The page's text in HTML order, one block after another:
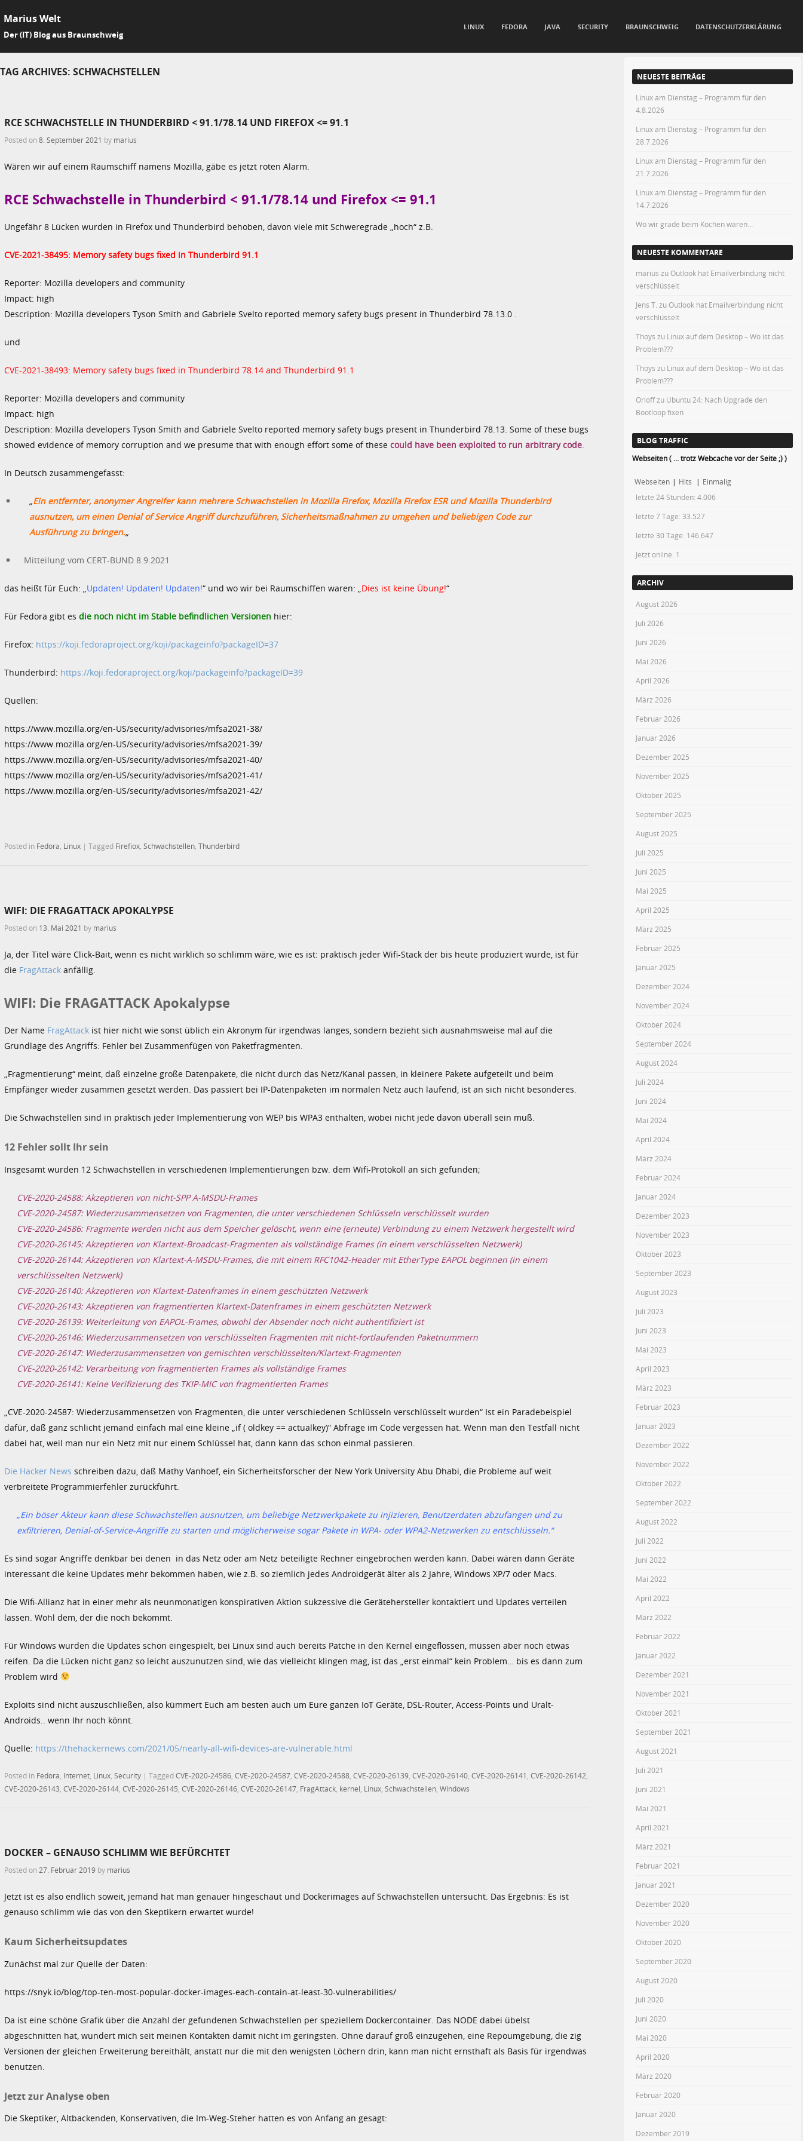
Marius Welt
Der (IT) Blog aus Braunschweig
LINUX FEDORA JAVA SECURITY BRAUNSCHWEIG DATENSCHUTZERKLÄRUNG
TAG ARCHIVES: SCHWACHSTELLEN
RCE SCHWACHSTELLE IN THUNDERBIRD < 91.1/78.14 UND FIREFOX <= 91.1
Posted on8. September 2021 by marius
Wären wir auf einem Raumschiff namens Mozilla, gäbe es jetzt roten Alarm.
RCE Schwachstelle in Thunderbird < 91.1/78.14 und Firefox <= 91.1
Ungefähr 8 Lücken wurden in Firefox und Thunderbird behoben, davon viele mit Schweregrade „hoch“ z.B.
CVE-2021-38495: Memory safety bugs fixed in Thunderbird 91.1
Reporter: Mozilla developers and community
Impact: high
Description: Mozilla developers Tyson Smith and Gabriele Svelto reported memory safety bugs present in Thunderbird 78.13.0 .
und
CVE-2021-38493: Memory safety bugs fixed in Thunderbird 78.14 and Thunderbird 91.1
Reporter: Mozilla developers and community
Impact: high
Description: Mozilla developers Tyson Smith and Gabriele Svelto reported memory safety bugs present in Thunderbird 78.13. Some of these bugs
showed evidence of memory corruption and we presume that with enough effort some of these could have been exploited to run arbitrary code.
In Deutsch zusammengefasst:
„Ein entfernter, anonymer Angreifer kann mehrere Schwachstellen in Mozilla Firefox, Mozilla FirefoxESR und Mozilla Thunderbird
ausnutzen, um einen Denial of Service Angriff durchzuführen,Sicherheitsmaßnahmen zu umgehen und beliebigen Code zur
Ausführung zu bringen.„
Mitteilung vom CERT-BUND 8.9.2021
das heißt für Euch: „Updaten! Updaten! Updaten!“ und wo wir bei Raumschiffen waren: „Dies ist keine Übung!“
Für Fedora gibt es die noch nicht im Stable befindlichen Versionen hier:
Firefox: https://koji.fedoraproject.org/koji/packageinfo?packageID=37
Thunderbird: https://koji.fedoraproject.org/koji/packageinfo?packageID=39
Quellen:
https://www.mozilla.org/en-US/security/advisories/mfsa2021-38/
https://www.mozilla.org/en-US/security/advisories/mfsa2021-39/
https://www.mozilla.org/en-US/security/advisories/mfsa2021-40/
https://www.mozilla.org/en-US/security/advisories/mfsa2021-41/
https://www.mozilla.org/en-US/security/advisories/mfsa2021-42/
Posted in Fedora Linux | Tagged Firefiox Schwachstellen Thunderbird
WIFI: DIE FRAGATTACK APOKALYPSE
Posted on 13. Mai 2021 by marius
Ja, der Titel wäre Click-Bait, wenn es nicht wirklich so schlimm wäre, wie es ist: praktisch jeder Wifi-Stack der bis heute produziert wurde, ist für
die FragAttack anfällig.
WIFI: Die FRAGATTACK Apokalypse
Der Name FragAttack ist hier nicht wie sonst üblich ein Akronym für irgendwas langes, sondern bezieht sich ausnahmsweise mal auf die
Grundlage des Angriffs: Fehler bei Zusammenfügen von Paketfragmenten.
„Fragmentierung“ meint, daß einzelne große Datenpakete, die nicht durch das Netz/Kanal passen, in kleinere Pakete aufgeteilt und beim
Empfänger wieder zusammen gesetzt werden. Das passiert bei IP-Datenpaketen im normalen Netz auch laufend, ist an sich nicht besonderes.
Die Schwachstellen sind in praktisch jeder Implementierung von WEP bis WPA3 enthalten, wobei nicht jede davon überall sein muß.
12 Fehler sollt Ihr sein
Insgesamt wurden 12 Schwachstellen in verschiedenen Implementierungen bzw. dem Wifi-Protokoll an sich gefunden;
CVE-2020-24588: Akzeptieren von nicht-SPP A-MSDU-Frames
CVE-2020-24587: Wiederzusammensetzen von Fragmenten, die unter verschiedenen Schlüsseln verschlüsselt wurden
CVE-2020-24586: Fragmente werden nicht aus dem Speicher gelöscht, wenn eine (erneute) Verbindung zu einem Netzwerk hergestellt wird
CVE-2020-26145: Akzeptieren von Klartext-Broadcast-Fragmenten als vollständige Frames (in einem verschlüsselten Netzwerk)
CVE-2020-26144: Akzeptieren von Klartext-A-MSDU-Frames, die mit einem RFC1042-Header mit EtherType EAPOL beginnen (in einem
verschlüsselten Netzwerk)
CVE-2020-26140: Akzeptieren von Klartext-Datenframes in einem geschützten Netzwerk
CVE-2020-26143: Akzeptieren von fragmentierten Klartext-Datenframes in einem geschützten Netzwerk
CVE-2020-26139: Weiterleitung von EAPOL-Frames, obwohl der Absender noch nicht authentifiziert ist
CVE-2020-26146: Wiederzusammensetzen von verschlüsselten Fragmenten mit nicht-fortlaufenden Paketnummern
CVE-2020-26147: Wiederzusammensetzen von gemischten verschlüsselten/Klartext-Fragmenten
CVE-2020-26142: Verarbeitung von fragmentierten Frames als vollständige Frames
CVE-2020-26141: Keine Verifizierung des TKIP-MIC von fragmentierten Frames
„CVE-2020-24587: Wiederzusammensetzen von Fragmenten, die unter verschiedenen Schlüsseln verschlüsselt wurden“ Ist ein Paradebeispiel
dafür, daß ganz schlicht jemand einfach mal eine kleine „if ( oldkey == actualkey)“ Abfrage im Code vergessen hat. Wenn man den Testfall nicht
dabei hat, weil man nur ein Netz mit nur einem Schlüssel hat, dann kann das schon einmal passieren.
Die Hacker News schreiben dazu, daß Mathy Vanhoef, ein Sicherheitsforscher der New York University Abu Dhabi, die Probleme auf weit
verbreitete Programmierfehler zurückführt.
„Ein böser Akteur kann diese Schwachstellen ausnutzen, um beliebige Netzwerkpakete zu injizieren, Benutzerdaten abzufangen und zu
exfiltrieren, Denial-of-Service-Angriffe zu starten und möglicherweise sogar Pakete in WPA- oder WPA2-Netzwerken zu entschlüsseln.“
Es sind sogar Angriffe denkbar bei denen in das Netz oder am Netz beteiligte Rechner eingebrochen werden kann. Dabei wären dann Geräte
interessant die keine Updates mehr bekommen haben, wie z.B. so ziemlich jedes Androidgerät älter als 2 Jahre, Windows XP/7 oder Macs.
Die Wifi-Allianz hat in einer mehr als neunmonatigen konspirativen Aktion sukzessive die Gerätehersteller kontaktiert und Updates verteilen
lassen. Wohl dem, der die noch bekommt.
Für Windows wurden die Updates schon eingespielt, bei Linux sind auch bereits Patche in den Kernel eingeflossen, müssen aber noch etwas
reifen. Da die Lücken nicht ganz so leicht auszunutzen sind, wie das vielleicht klingen mag, ist das „erst einmal“ kein Problem… bis es dann zum
Problem wird
Exploits sind nicht auszuschließen, also kümmert Euch am besten auch um Eure ganzen IoT Geräte, DSL-Router, Access-Points und Uralt-
Androids.. wenn Ihr noch könnt.
Quelle: https://thehackernews.com/2021/05/nearly-all-wifi-devices-are-vulnerable.html
Posted in Fedora Internet Linux Security | TaggedCVE-2020-24586 CVE-2020-24587 CVE-2020-24588 CVE-2020-26139 CVE-2020-26140 CVE-2020-26141 CVE-2020-26142
CVE-2020-26143 CVE-2020-26144 CVE-2020-26145 CVE-2020-26146 CVE-2020-26147 FragAttack kernel Linux Schwachstellen Windows
DOCKER – GENAUSO SCHLIMM WIE BEFÜRCHTET
Posted on 27. Februar 2019 by marius
Jetzt ist es also endlich soweit, jemand hat man genauer hingeschaut und Dockerimages auf Schwachstellen untersucht. Das Ergebnis: Es ist
genauso schlimm wie das von den Skeptikern erwartet wurde!
Kaum Sicherheitsupdates
Zunächst mal zur Quelle der Daten:
https://snyk.io/blog/top-ten-most-popular-docker-images-each-contain-at-least-30-vulnerabilities/
Da ist eine schöne Grafik über die Anzahl der gefundenen Schwachstellen per speziellem Dockercontainer. Das NODE dabei übelst
abgeschnitten hat, wundert mich seit meinen Kontakten damit nicht im geringsten. Ohne darauf groß einzugehen, eine Repoumgebung, die zig
Versionen der gleichen Erweiterung bereithält, anstatt nur die mit den wenigsten Löchern drin, kann man nicht ernsthaft als Basis für irgendwas
benutzen.
Jetzt zur Analyse oben
Die Skeptiker, Altbackenden, Konservativen, die Im-Weg-Steher hatten es von Anfang an gesagt:
NEUESTE BEITRÄGE
Linux am Dienstag – Programm für den
4.8.2026
Linux am Dienstag – Programm für den
28.7.2026
Linux am Dienstag – Programm für den
21.7.2026
Linux am Dienstag – Programm für den
14.7.2026
Wo wir grade beim Kochen waren…
NEUESTE KOMMENTARE
marius zuOutlook hat Emailverbindung nicht
verschlüsselt
Jens T. zuOutlook hat Emailverbindung nicht
verschlüsselt
Thoys zu Linux auf dem Desktop – Wo ist das
Problem???
Thoys zu Linux auf dem Desktop – Wo ist das
Problem???
Orloffzu Ubuntu 24: Nach Upgrade den
Bootloop fixen
BLOG TRAFFIC
Webseiten ( ... trotz Webcache vor der Seite ;) )
Webseiten | Hits | Einmalig
letzte 24 Stunden:4.006
letzte 7 Tage: 33.527
letzte 30 Tage: 146.647
Jetzt online: 1
ARCHIV
August 2026
Juli 2026
Juni 2026
Mai 2026
April 2026
März 2026
Februar 2026
Januar 2026
Dezember 2025
November 2025
Oktober 2025
September 2025
August 2025
Juli 2025
Juni 2025
Mai 2025
April 2025
März 2025
Februar 2025
Januar 2025
Dezember 2024
November 2024
Oktober 2024
September 2024
August 2024
Juli 2024
Juni 2024
Mai 2024
April 2024
März 2024
Februar 2024
Januar 2024
Dezember 2023
November 2023
Oktober 2023
September 2023
August 2023
Juli 2023
Juni 2023
Mai 2023
April 2023
März 2023
Februar 2023
Januar 2023
Dezember 2022
November 2022
Oktober 2022
September 2022
August 2022
Juli 2022
Juni 2022
Mai 2022
April 2022
März 2022
Februar 2022
Januar 2022
Dezember 2021
November 2021
Oktober 2021
September 2021
August 2021
Juli 2021
Juni 2021
Mai 2021
April 2021
März 2021
Februar 2021
Januar 2021
Dezember 2020
November 2020
Oktober 2020
September 2020
August 2020
Juli 2020
Juni 2020
Mai 2020
April 2020
März 2020
Februar 2020
Januar 2020
Dezember 2019